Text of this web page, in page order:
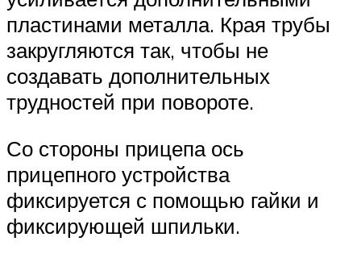
пластинами металла. Края трубы
закругляются так, чтобы не
создавать дополнительных
трудностей при повороте.
Со стороны прицепа ось
прицепного устройства
фиксируется с помощью гайки и
фиксирующей шпильки.